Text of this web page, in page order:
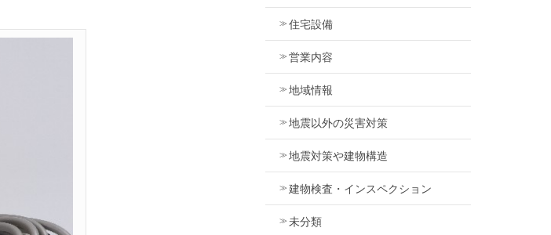
住宅設備
営業内容
地域情報
地震以外の災害対策
地震対策や建物構造
建物検査・インスペクション
未分類